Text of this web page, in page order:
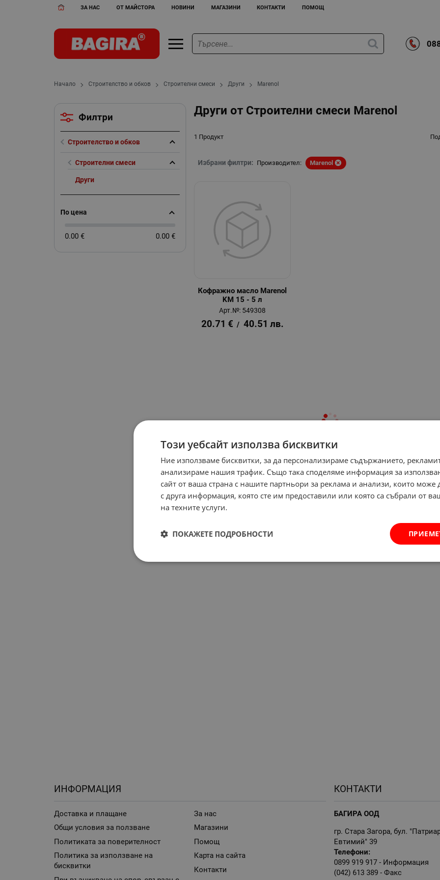
ЗА НАС ОТ МАЙСТОРА НОВИНИ МАГАЗИНИ КОНТАКТИ ПОМОЩ
Начало Строителство и обков Строителни смеси Други Marenol
Други от Строителни смеси Marenol
1 Продукт
Избрани филтри: Производител: Marenol
Кофражно масло Marenol
KM 15 - 5 л
Арт.№: 549308
20.71 € / 40.51 лв.
Филтри
Строителство и обков
Строителни смеси
Други
По цена
0.00 € 0.00 €
ИНФОРМАЦИЯ
Доставка и плащане
Общи условия за ползване
Политиката за поверителност
Политика за използване на
бисквитки
За нас
Магазини
Помощ
Карта на сайта
Контакти
КОНТАКТИ
БАГИРА ООД
гр. Стара Загора, бул.
Евтимий" 39
Телефони:
0899 919 917 - Информация
(042) 613 389 - Факс
Този уебсайт използва бисквитки
Ние използваме бисквитки, за да персонализираме съдържанието,
анализираме нашия трафик. Също така споделяме информация за
сайт от ваша страна с нашите партньори за реклама и анализи, които може
с друга информация, която сте им предоставили или която са събрали от
на техните услуги.
ПОКАЖЕТЕ ПОДРОБНОСТИ